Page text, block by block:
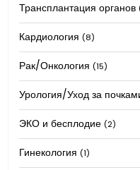
Трансплантация органов
Кардиология (8)
Рак/Онкология (15)
Урология/Уход за
ЭКО и бесплодие (2)
Гинекология (1)